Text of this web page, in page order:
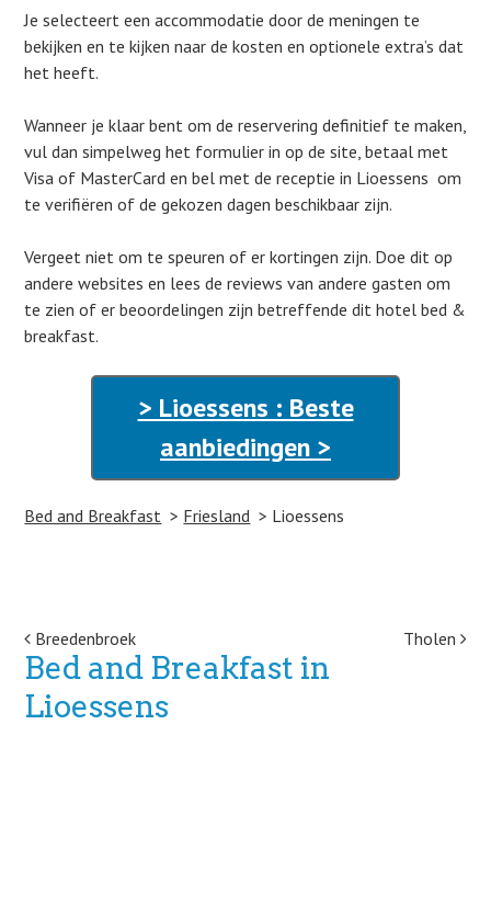
Je selecteert een accommodatie door de meningen te
bekijken en te kijken naar de kosten en optionele extra’s dat
het heeft.
Wanneer je klaar bent om de reservering definitief te maken,
vul dan simpelweg het formulier in op de site, betaal met
Visa of MasterCard en bel met de receptie in Lioessens om
te verifiëren of de gekozen dagen beschikbaar zijn.
Vergeet niet om te speuren of er kortingen zijn. Doe dit op
andere websites en lees de reviews van andere gasten om
te zien of er beoordelingen zijn betreffende dit hotel bed &
breakfast.
> Lioessens : Beste
aanbiedingen >
Bed and Breakfast Friesland Lioessens
Post navigation
Breedenbroek Tholen
Bed and Breakfast in
Lioessens